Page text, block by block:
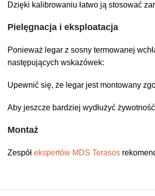
Dzięki kalibrowaniu łatwo ją stosować
Pielęgnacja i eksploatacja
Ponieważ legar z sosny termowanej
następujących wskazówek:
Upewnić się, że legar jest montowany
Aby jeszcze bardziej wydłużyć
Montaż
Zespół ekspertów MDS Terasos